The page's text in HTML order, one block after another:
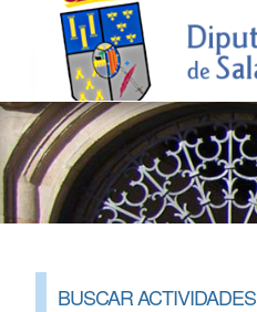
BUSCAR ACTIVIDADES